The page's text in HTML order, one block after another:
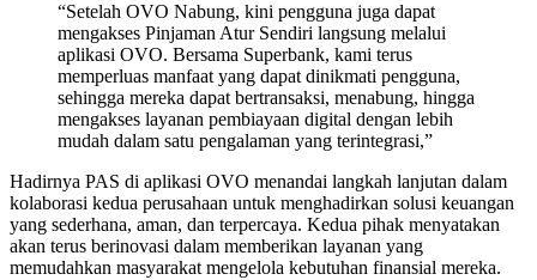
“Setelah OVO Nabung, kini pengguna juga dapat
mengakses Pinjaman Atur Sendiri langsung melalui
aplikasi OVO. Bersama Superbank, kami terus
memperluas manfaat yang dapat dinikmati pengguna,
sehingga mereka dapat bertransaksi, menabung, hingga
mengakses layanan pembiayaan digital dengan lebih
mudah dalam satu pengalaman yang terintegrasi,”
Hadirnya PAS di aplikasi OVO menandai langkah lanjutan dalam
kolaborasi kedua perusahaan untuk menghadirkan solusi keuangan
yang sederhana, aman, dan terpercaya. Kedua pihak menyatakan
akan terus berinovasi dalam memberikan layanan yang
memudahkan masyarakat mengelola kebutuhan finansial mereka.